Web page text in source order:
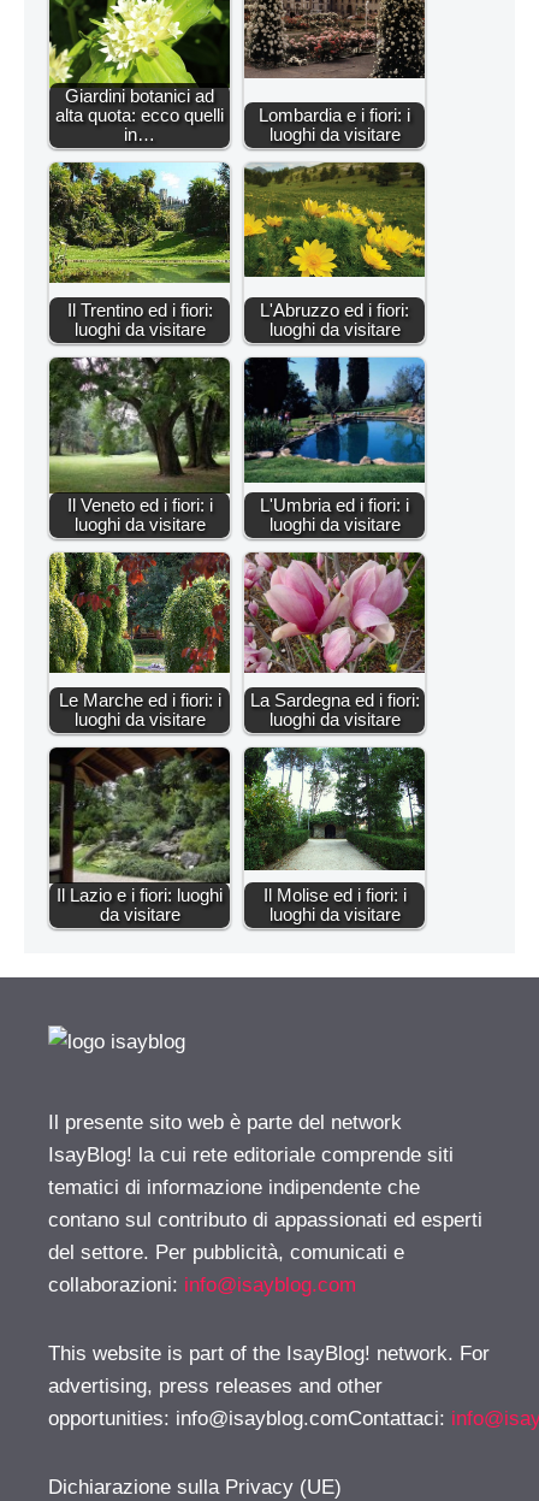
Giardini botanici ad
alta quota: ecco quelli
in…
Lombardia e i fiori: i
luoghi da visitare
Il Trentino ed i fiori:
luoghi da visitare
L'Abruzzo ed i fiori:
luoghi da visitare
Il Veneto ed i fiori: i
luoghi da visitare
L'Umbria ed i fiori: i
luoghi da visitare
Le Marche ed i fiori: i
luoghi da visitare
La Sardegna ed i fiori:
luoghi da visitare
Il Lazio e i fiori: luoghi
da visitare
Il Molise ed i fiori: i
luoghi da visitare
Il presente sito web è parte del network
IsayBlog! la cui rete editoriale comprende siti
tematici di informazione indipendente che
contano sul contributo di appassionati ed esperti
del settore. Per pubblicità, comunicati e
collaborazioni: info@isayblog.com
This website is part of the IsayBlog! network. For
advertising, press releases and other
opportunities: info@isayblog.comContattaci:
Dichiarazione sulla Privacy (UE)